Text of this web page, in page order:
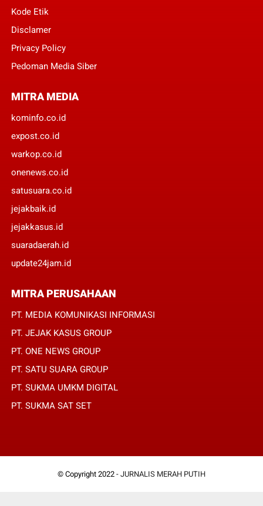
Kode Etik
Disclamer
Privacy Policy
Pedoman Media Siber
MITRA MEDIA
kominfo.co.id
expost.co.id
warkop.co.id
onenews.co.id
satusuara.co.id
jejakbaik.id
jejakkasus.id
suaradaerah.id
update24jam.id
MITRA PERUSAHAAN
PT. MEDIA KOMUNIKASI INFORMASI
PT. JEJAK KASUS GROUP
PT. ONE NEWS GROUP
PT. SATU SUARA GROUP
PT. SUKMA UMKM DIGITAL
PT. SUKMA SAT SET
© Copyright 2022 - JURNALIS MERAH PUTIH